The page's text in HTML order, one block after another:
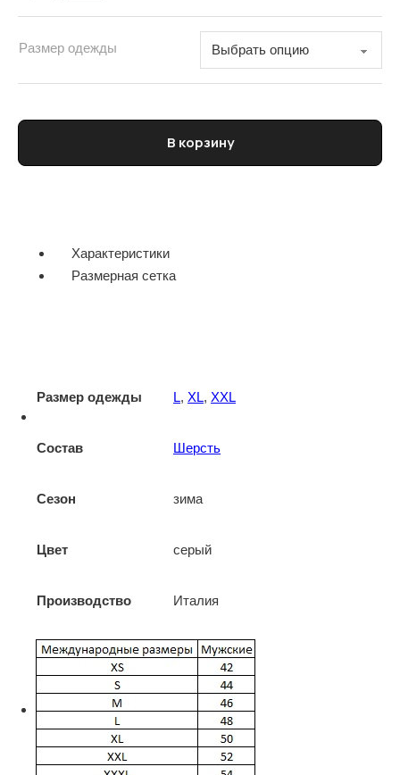
Размер одежды
Количество товара Водолазка мужская FRADI
В корзину
Характеристики
Размерная сетка
Размер одежды L, XL, XXL
Состав Шерсть
Сезон зима
Цвет серый
Производство Италия